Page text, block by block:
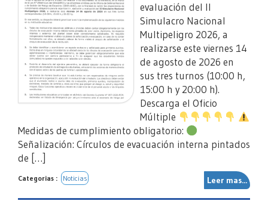
evaluación del II
Simulacro Nacional
Multipeligro 2026, a
realizarse este viernes 14
de agosto de 2026 en
sus tres turnos (10:00 h,
15:00 h y 20:00 h).
Descarga el Oficio
Múltiple
Medidas de cumplimiento obligatorio:
Señalización: Círculos de evacuación interna pintados
de […]
Leer mas...
Categorias : Noticias